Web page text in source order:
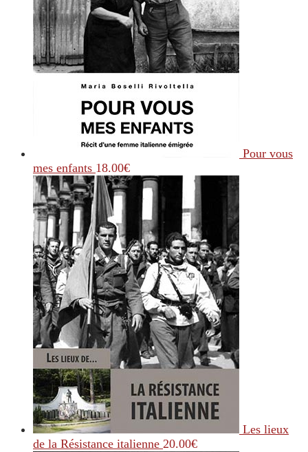
Pour vous
mes enfants 18.00€
Les lieux
de la Résistance italienne 20.00€